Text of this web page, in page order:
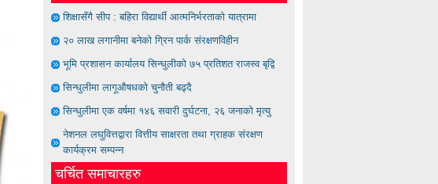
शिक्षासँगै सीप : बहिरा विद्यार्थी आत्मनिर्भरताको यात्रामा
२० लाख लगानीमा बनेको ग्रिन पार्क संरक्षणविहीन
भूमि प्रशासन कार्यालय सिन्धुलीको ७५ प्रतिशत राजस्व बृद्वि
सिन्धुलीमा लागूऔषधको चुनौती बढ्दै
सिन्धुलीमा एक वर्षमा १४६ सवारी दुर्घटना, २६ जनाको मृत्यु
नेशनल लघुवित्तद्वारा वित्तीय साक्षरता तथा ग्राहक संरक्षण
कार्यक्रम सम्पन्न
चर्चित समाचारहरु